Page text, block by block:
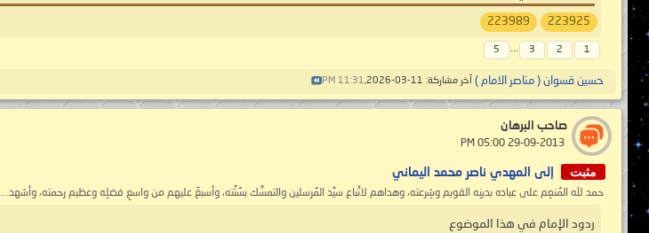
223925
223989
1
2
3
...
5
حسين قسوان ( مناصر الامام ) آخر مشاركة: 11-03-2026, 11:31 PM
صاحب البرهان
مثبت إلى المهدي ناصر محمد اليماني
حمد لله المُنعِم على عباده بدينِه القويم وشِرعته، وهداهم لاتِّباع سيِّد المُرسلين والتمسُّك بسُنَّته، وأسبغَ عليهم من واسعِ فضلِه وعظيم رحمته، وأشهد...
ردود الإمام في هذا الموضوع